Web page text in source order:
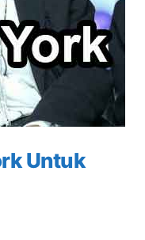
Untuk